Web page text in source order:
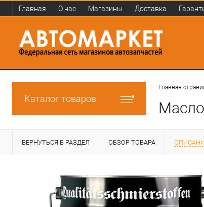
Главная О нас Магазины Доставка
Каталог товаров
Главная
ВЕРНУТЬСЯ В РАЗДЕЛ ОБЗОР ТОВАРА